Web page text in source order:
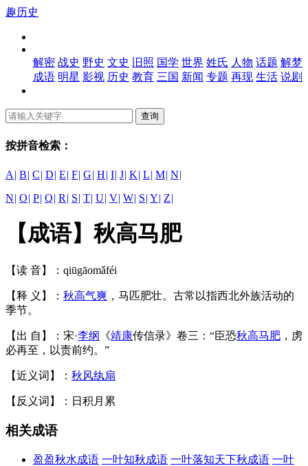
趣历史
解密 战史 野史 文史 旧照 国学 世界 姓氏 人物 话题 解梦
成语 明星 影视 历史 教育 三国 新闻 专题 再现 生活 说剧
按拼音检索：
A | B| C| D| E| F| G| H| I| J| K| L| M| N|
N| O| P| Q| R | S| T| U| V| W| S| Y| Z|
【成语】秋高马肥
【读 音】：qiūgāomǎféi
【释 义】： 秋高气爽 ，马匹肥壮。古常以指西北外族活动的
季节。
【出 自】：宋·李纲 《靖康传信录》卷三：“臣恐秋高马肥 ，虏
必再至，以责前约。”
【近义词】： 秋风纨扇
【反义词】：日积月累
相关成语
盈盈秋水成语 一叶知秋成语 一叶落知天下秋成语 一叶